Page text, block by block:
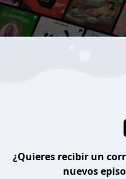
¿Quieres recibir un
nuevos